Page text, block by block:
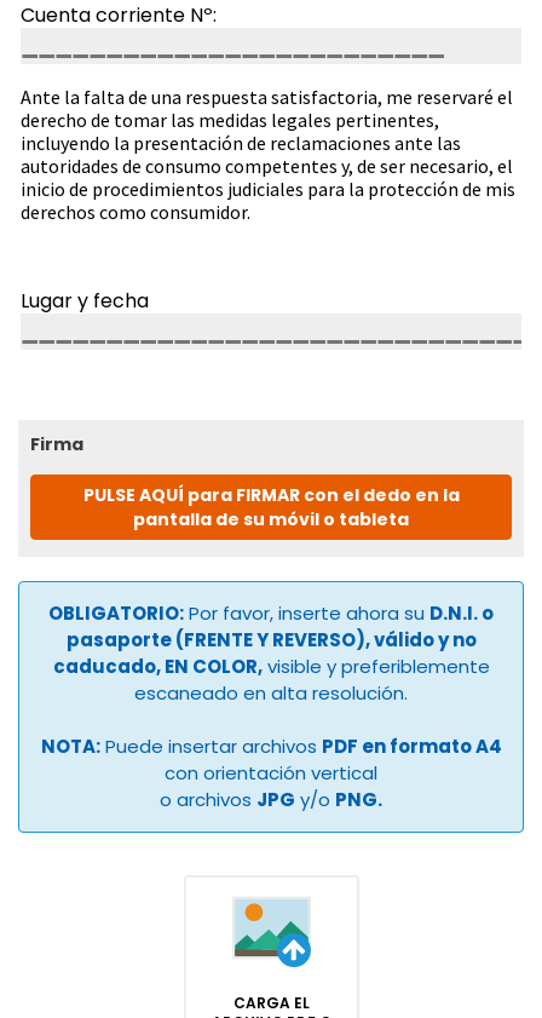
Cuenta corriente Nº:
Ante la falta de una respuesta satisfactoria, me reservaré el
derecho de tomar las medidas legales pertinentes,
incluyendo la presentación de reclamaciones ante las
autoridades de consumo competentes y, de ser necesario, el
inicio de procedimientos judiciales para la protección de mis
derechos como consumidor.
Lugar y fecha
Firma
PULSE AQUÍ para FIRMAR con el dedo en la
pantalla de su móvil o tableta
OBLIGATORIO:Por favor, inserte ahora su D.N.I. o
pasaporte (FRENTE Y REVERSO), válido y no
caducado, EN COLOR,visible y preferiblemente
escaneado en alta resolución.
NOTA:Puede insertar archivos PDF en formato A4
con orientación vertical
o archivos JPG y/o PNG.
CARGA EL